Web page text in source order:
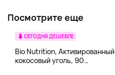
Посмотрите еще
СЕГОДНЯ ДЕШЕВЛЕ
Bio Nutrition, Активированный
кокосовый уголь, 90